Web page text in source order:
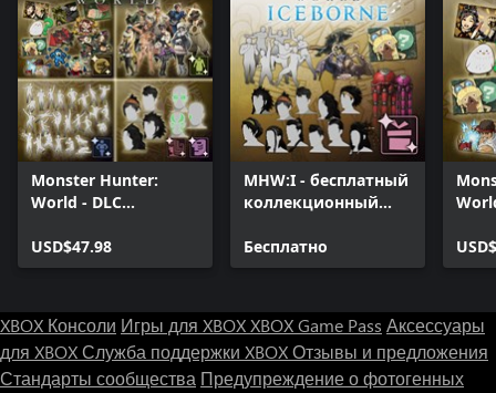
Monster Hunter:
World - DLC
USD$47.98
MHW:I - бесплатный
коллекционный
Бесплатно
XBOX Консоли Игры для XBOXXBOX Game Pass Аксессуары
для XBOXСлужба поддержки XBOXОтзывы и предложения
Стандарты сообщества Предупреждение о фотогенных